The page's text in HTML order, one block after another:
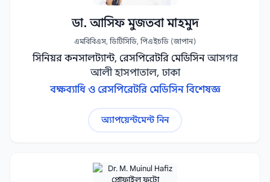
ডা. আসিফ মুজতবা মাহমুদ
এমবিবিএস, ডিটিসিডি, পিএইচডি (জাপান)
সিনিয়র কনসালট্যান্ট, রেসপিরেটরি মেডিসিন আসগর
আলী হাসপাতাল, ঢাকা
বক্ষব্যাধি ও রেসপিরেটরি মেডিসিন বিশেষজ্ঞ
অ্যাপয়েন্টমেন্ট নিন